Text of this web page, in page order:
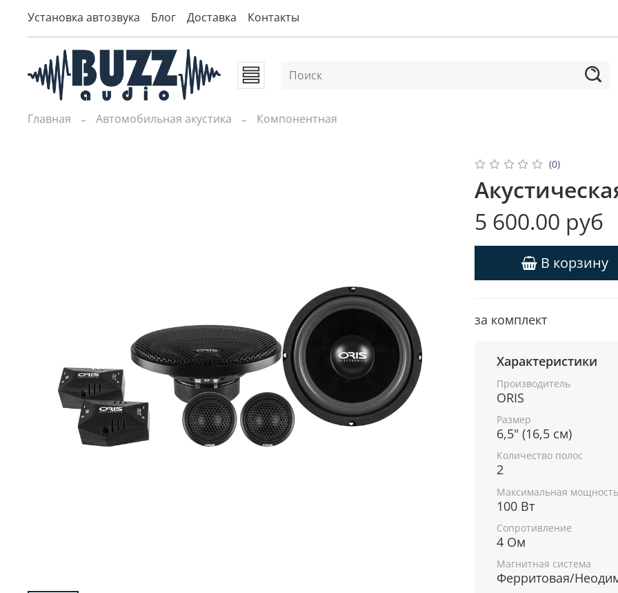
Установка автозвука Блог Доставка Контакты
Главная Автомобильная акустика Компонентная
(0)
5 600.00 руб
В корзину
за комплект
Характеристики
Производитель
ORIS
Размер
6,5" (16,5 см)
Количество полос
2
Максимальная мощность
100 Вт
Сопротивление
4 Ом
Магнитная система
Ферритовая/